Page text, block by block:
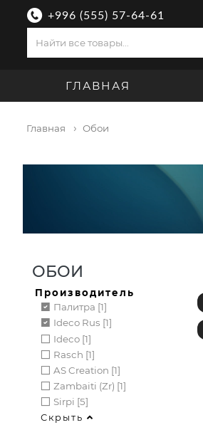
+996 (555) 57-64-61
ГЛАВНАЯ
Главная Обои
ОБОИ
Производитель
Палитра [1]
Ideco Rus [1]
Ideco [1]
Rasch [1]
AS Creation [1]
Zambaiti (zr) [1]
Sirpi [5]
Скрыть